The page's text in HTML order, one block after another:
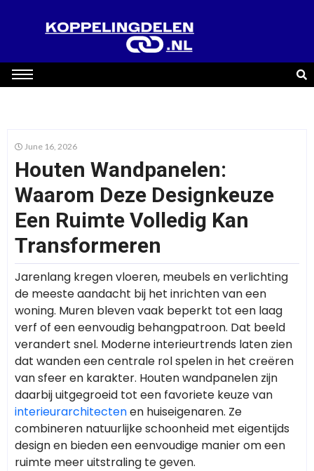
June 16, 2026
Houten Wandpanelen:
Waarom Deze Designkeuze
Een Ruimte Volledig Kan
Transformeren
Jarenlang kregen vloeren, meubels en verlichting
de meeste aandacht bij het inrichten van een
woning. Muren bleven vaak beperkt tot een laag
verf of een eenvoudig behangpatroon. Dat beeld
verandert snel. Moderne interieurtrends laten zien
dat wanden een centrale rol spelen in het creëren
van sfeer en karakter. Houten wandpanelen zijn
daarbij uitgegroeid tot een favoriete keuze van
interieurarchitectenen huiseigenaren. Ze
combineren natuurlijke schoonheid met eigentijds
design en bieden een eenvoudige manier om een
ruimte meer uitstraling te geven.